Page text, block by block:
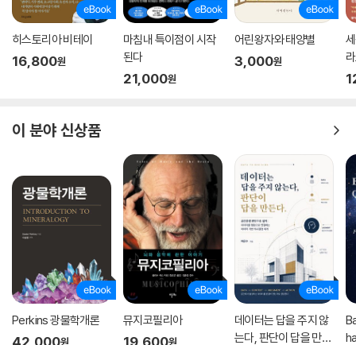
있는 능력이 있다. 오직 아는 것만이 우리를 아는 것에서 해방시킬 수 있다.
-5장 | 유추는 어떻게 우리를 조종하는가 (429~431쪽)
‘번역’이라고 부를 만한 참된 번역은 실로 가장 미세한 단어의 문법적 어미
부터 텍스트와 그것이 말하는 사건 및 관념이 내재된 포괄적인 전체 문화
적 맥락까지 상상할 수 있는 모든 층위에서 실행하는 유추 작용을 수반한
다.
-6장 | 우리는 어떻게 유추를 조작하는가 (513쪽)
컴퓨터가 사회를 혁신했지만 어휘를 혁신하지 못한 이유는 이 대단히 강력
한 도구들이 모두 친숙한 범주에 접목되어 대량으로 어휘 라벨을 빌려왔기
히스토리아 비테이
16,800원
마침내 특이점이 시작
된다
21,000원
어린왕자와 태양별
3,000원
이 분야 신상품
Perkins 광물학개론
42,000원
뮤지코필리아
19,600원
데이터는 답을 주지 않
는다, 판단이 답을 만든